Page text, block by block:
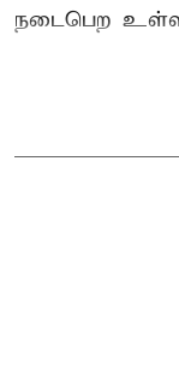
நடைபெற